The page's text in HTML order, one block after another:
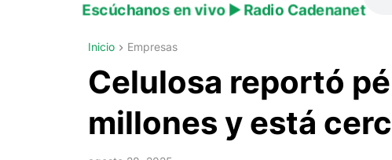
Escúchanos en vivo ▶️ Radio Cadenanet
Inicio Empresas
Celulosa reportó
millones y está